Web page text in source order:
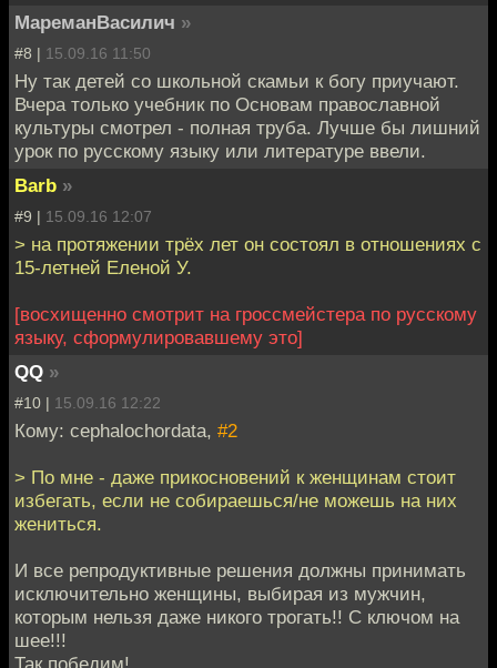
МареманВасилич »
#8 | 15.09.16 11:50
Ну так детей со школьной скамьи к богу приучают.
Вчера только учебник по Основам православной
культуры смотрел - полная труба. Лучше бы лишний
урок по русскому языку или литературе ввели.
Barb »
#9 | 15.09.16 12:07
> на протяжении трёх лет он состоял в отношениях с
15-летней Еленой У.
[восхищенно смотрит на гроссмейстера по русскому
языку, сформулировавшему это]
QQ »
#10 | 15.09.16 12:22
Кому: cephalochordata, #2
> По мне - даже прикосновений к женщинам стоит
избегать, если не собираешься/не можешь на них
жениться.
И все репродуктивные решения должны принимать
исключительно женщины, выбирая из мужчин,
которым нельзя даже никого трогать!! С ключом на
шее!!!
Так победим!